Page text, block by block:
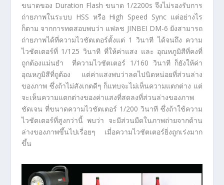
ขนาดของ Duration Flash ขนาด 1/2200s จึงไม่รองรับการ
ถ่ายภาพในระบบ HSS หรือ High Speed Sync แต่อย่างไร
ก็ตาม จากการทดสอบพบว่า แฟลช JINBEI DM-6 ยังสามารถ
ถ่ายภาพได้ที่ความไวชัตเตอร์ตั้งแต่ 1 วินาที ได้จนถึง ความ
ไวชัตเตอร์ที่ 1/125 วินาที ที่ให้ค่าแสง และ อุณหภูมิสีที่คงที่
ถูกต้องแม่นยำ ที่ความไวชัตเตอร์ 1/160 วินาที ก็ยังให้ค่า
อุณหภูมิสีที่ถูต้อง แต่ค่าแสงพบว่าลดไปนิดหน่อยที่ส่วนล่าง
ของภาพ ซึ่งถ้าไม่สังเกตดีๆ ก็แทบจะไม่เห็นความแตกต่าง แต่
จะเห็นความแตกต่างของค่าแสงที่สดลงที่ส่วนล่างของภาพ
ชัดเจน ที่ขนาดความไวชัตเตอร์ 1/200 วินาที ซึ่งถ้าใช้ความ
ไวชัตเตอร์ที่สูงกว่านี้ พบว่า จะมีส่วนมืดในภาพถ่ายจากด้าน
ล่างของภาพขึ้นไปเรื่อยๆ เมี่อความไวชัตเตอร์ยิ่งถูกเร่งมาก
ขึ้น